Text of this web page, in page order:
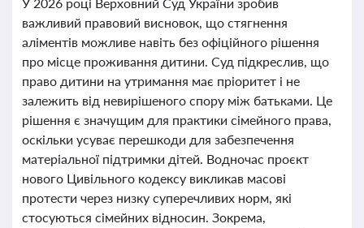
важливий правовий висновок, що стягнення
аліментів можливе навіть без офіційного рішення
про місце проживання дитини. Суд підкреслив, що
право дитини на утримання має пріоритет і не
залежить від невирішеного спору між батьками. Це
рішення є значущим для практики сімейного права,
оскільки усуває перешкоди для забезпечення
матеріальної підтримки дітей. Водночас проєкт
нового Цивільного кодексу викликав масові
протести через низку суперечливих норм, які
стосуються сімейних відносин. Зокрема,